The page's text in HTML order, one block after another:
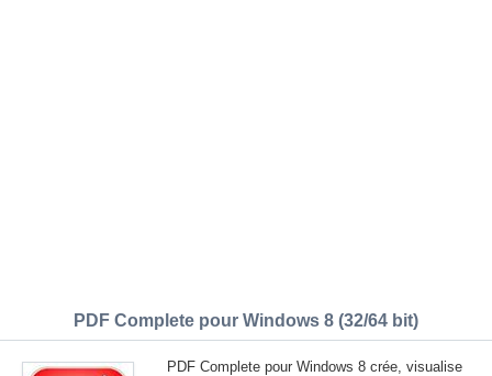
PDF Complete pour Windows 8 (32/64 bit)
PDF Complete pour Windows 8 crée, visualise